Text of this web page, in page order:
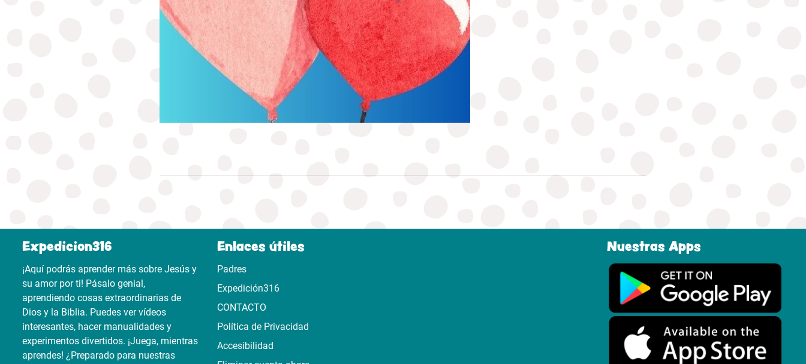
Expedicion316
¡Aquí podrás aprender más sobre Jesús y
su amor por ti! Pásalo genial,
aprendiendo cosas extraordinarias de
Dios y la Biblia. Puedes ver vídeos
interesantes, hacer manualidades y
experimentos divertidos. ¡Juega, mientras
aprendes! ¿Preparado para nuestras
Enlaces útiles
Padres
Expedición316
CONTACTO
Política de Privacidad
Accesibilidad
Nuestras Apps